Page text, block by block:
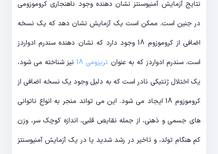
نتایج آزمایش آمنیوسنتز نشان دهنده وجود ناهنجاری کروموزومی
در جنین است. ممکن است یک آزمایش نشان دهد که یک نسخه
اضافی از کروموزوم 18 وجود دارد که نشان دهنده سندرم ادواردز
است. سندرم ادواردز که به عنوان تریزومی 18
نیز شناخته می شود،
یک اختلال ژنتیکی نادر است که به دلیل وجود یک نسخه اضافی از
کروموزوم 18 ایجاد می شود. این می تواند منجر به انواع ناتوانی
های جسمی و ذهنی، از جمله نقایص قلبی، اندازه کوچک سر، وزن
کم هنگام تولد، و تاخیر در رشد شدید یا در یک آزمایش آمنیوسنتز